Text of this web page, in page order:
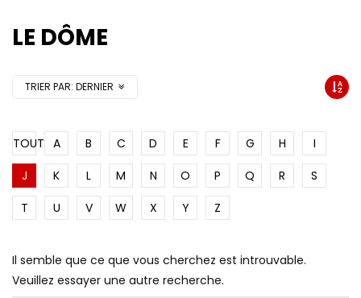
LE DÔME
TRIER PAR: DERNIER
TOUT A B C D E F G H
I
J
K L M N O P Q R
S
T
U V W X Y Z
Il semble que ce que vous cherchez est introuvable.
Veuillez essayer une autre recherche.